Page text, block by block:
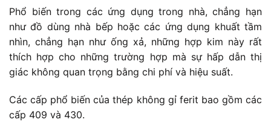
Phổ biến trong các ứng dụng trong nhà, chẳng hạn
như đồ dùng nhà bếp hoặc các ứng dụng khuất tầm
nhìn, chẳng hạn như ống xả, những hợp kim này rất
thích hợp cho những trường hợp mà sự hấp dẫn thị
giác không quan trọng bằng chi phí và hiệu suất.
Các cấp phổ biến của thép không gỉ ferit bao gồm các
cấp 409 và 430.